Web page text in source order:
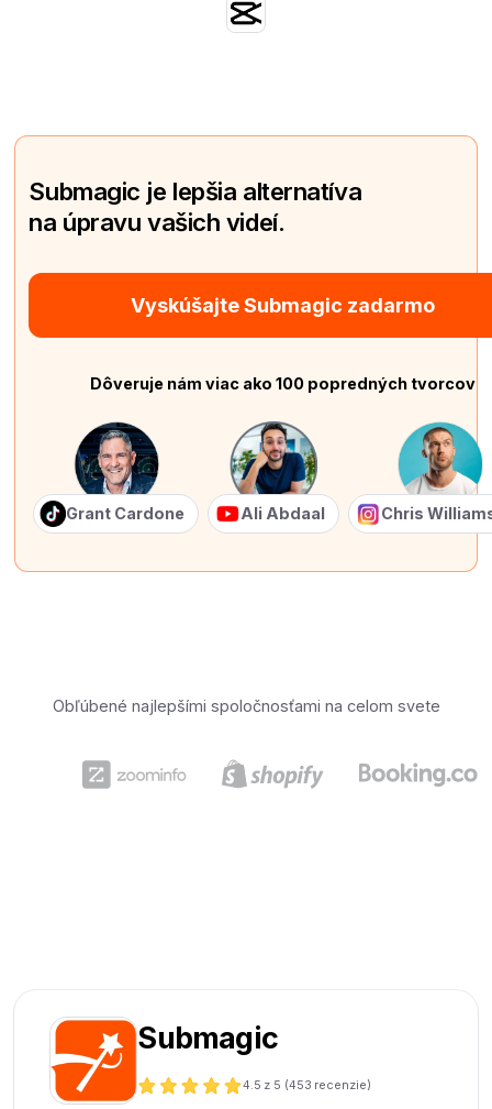
Submagic je lepšia alternatíva
na úpravu vašich videí.
Vyskúšajte Submagic zadarmo
Dôveruje nám viac ako 100 popredných tvorcov
Grant Cardone Ali Abdaal Chris
Obľúbené najlepšími spoločnosťami na celom svete
Submagic
4.5 z 5 (453 recenzie)